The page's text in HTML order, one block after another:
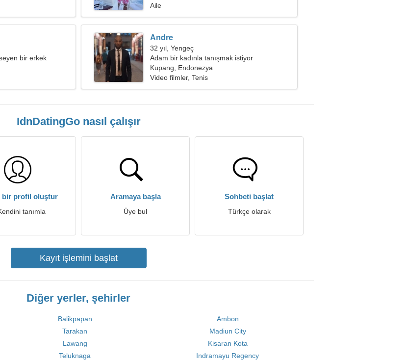
Aile
bir erkek
Andre
32 yıl, Yengeç
Adam bir kadınla tanışmak istiyor
Kupang, Endonezya
Video filmler, Tenis
IdnDatingGo nasıl çalışır
bir profil oluştur
tanımla
Aramaya başla
Üye bul
Sohbeti başlat
Türkçe olarak
Kayıt işlemini başlat
Diğer yerler, şehirler
Balikpapan
Ambon
Tarakan
Madiun City
Lawang
Kisaran Kota
Teluknaga Indramayu Regency